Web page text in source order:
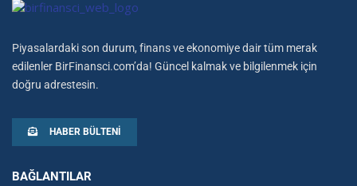
Piyasalardaki son durum, finans ve ekonomiye dair tüm merak
edilenler BirFinansci.com’da! Güncel kalmak ve bilgilenmek için
doğru adrestesin.
HABER BÜLTENI
BAĞLANTILAR